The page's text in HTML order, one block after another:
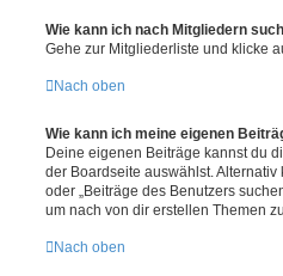
Wie kann ich nach Mitgliedern
Gehe zur Mitgliederliste und klicke
Nach oben
Wie kann ich meine eigenen
Deine eigenen Beiträge kannst du
der Boardseite auswählst.
oder „Beiträge des Benutzers
um nach von dir erstellen Themen
Nach oben